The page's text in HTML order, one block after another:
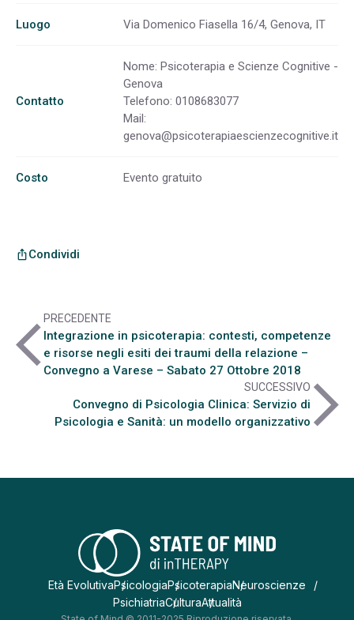
Luogo Via Domenico Fiasella 16/4, Genova, IT
Contatto
Nome: Psicoterapia e Scienze Cognitive -
Genova
Telefono: 0108683077
Mail:
genova@psicoterapiaescienzecognitive.it
Costo Evento gratuito
ios_shareCondividi
arrow_back_ios
PRECEDENTE
Integrazione in psicoterapia: contesti, competenze
e risorse negli esiti dei traumi della relazione –
Convegno a Varese – Sabato 27 Ottobre 2018
SUCCESSIVO
Convegno di Psicologia Clinica: Servizio di
Psicologia e Sanità: un modello organizzativoarrow_forward_ios
Età EvolutivaPsicologiaPsicoterapiaNeuroscienze
PsichiatriaCulturaAttualità